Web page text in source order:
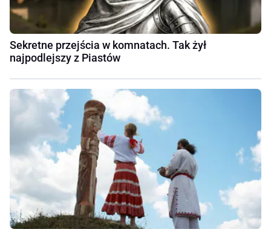
Sekretne przejścia w komnatach. Tak żył
najpodlejszy z Piastów